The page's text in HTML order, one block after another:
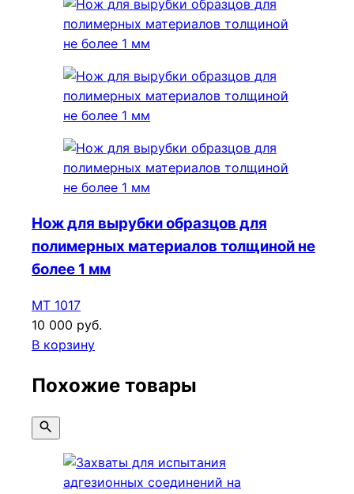
Нож для вырубки образцов для
полимерных материалов толщиной не
более 1 мм
МТ 1017
10 000 руб.
В корзину
Похожие товары